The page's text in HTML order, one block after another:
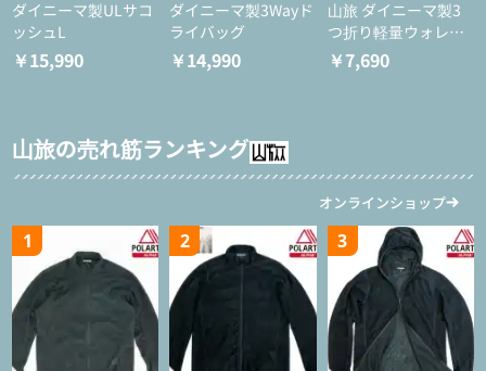
ダイニーマ製ULサコ
ッシュL
￥15,990
ダイニーマ製3Wayド
ライバッグ
￥14,990
山旅 ダイニーマ製3
つ折り軽量ウォレッ
ト
￥7,690
山旅の売れ筋ランキング
オンラインショップ
1 2 3